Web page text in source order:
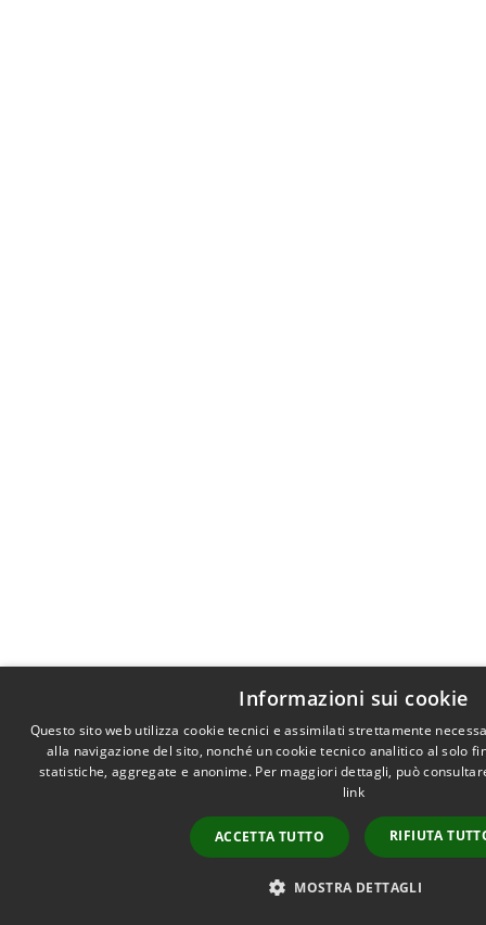
Informazioni sui cookie
Questo sito web utilizza cookie tecnici e assimilati strettamente
alla navigazione del sito, nonché un cookie tecnico analitico al solo
statistiche, aggregate e anonime. Per maggiori dettagli, può
link
ACCETTA TUTTO RIFIUTA
MOSTRA DETTAGLI